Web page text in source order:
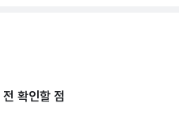
확인할 점